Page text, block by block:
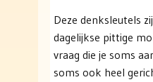
Deze denksleutels
dagelijkse pittige
vraag die je soms
soms ook heel